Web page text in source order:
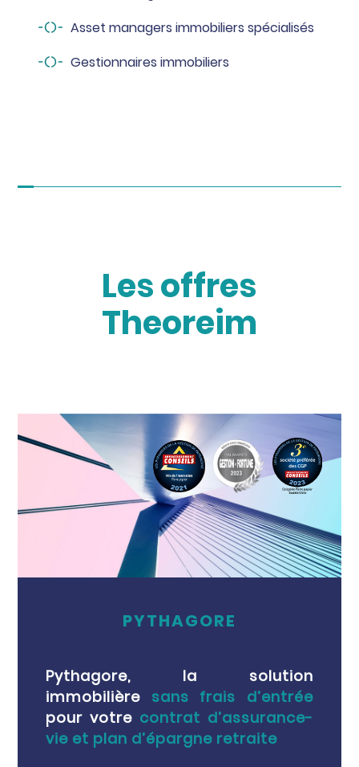
Asset managers immobiliers spécialisés
Gestionnaires immobiliers
Les offres
Theoreim
PYTHAGORE
Pythagore, la solution
immobilière sans frais d’entrée
pour votre contrat d’assurance-
vie et plan d’épargne retraite